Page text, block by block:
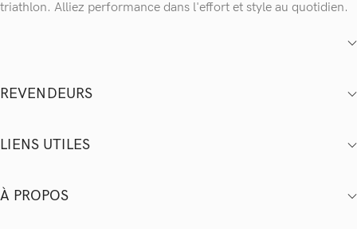
triathlon. Alliez performance dans l'effort et style au quotidien.
REVENDEURS
LIENS UTILES
À PROPOS